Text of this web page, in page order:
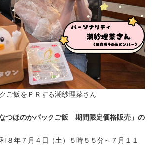
ご飯をＰＲする潮紗理菜さん
なつほのかパックご飯 期間限定価格販売」の
年７月４日（土）５時５５分～７月１１